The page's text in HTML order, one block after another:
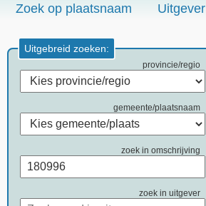
Zoek op plaatsnaam Uitgever
Uitgebreid zoeken:
provincie/regio
gemeente/plaatsnaam
zoek in omschrijving
zoek in uitgever